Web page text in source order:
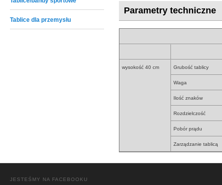
Tablice dla przemysłu
Parametry techniczne
wysokość 40 cm Grubość tablicy
Waga
Ilość znaków
Rozdzielczość
Pobór prądu
Zarządzanie tablicą
JESTEŚMY NA FACEBOOKU